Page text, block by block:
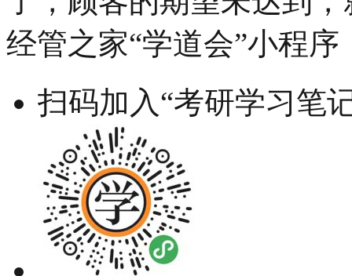
经管之家“学道会”小程序
扫码加入“考研学习笔